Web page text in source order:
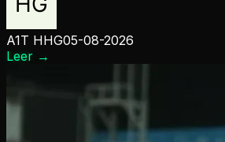
A1T HHG05-08-2026
Leer →